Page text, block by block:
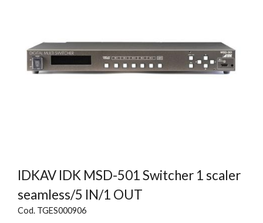
IDKAV IDK MSD-501 Switcher 1 scaler
seamless/5 IN/1 OUT
Cod. TGES000906